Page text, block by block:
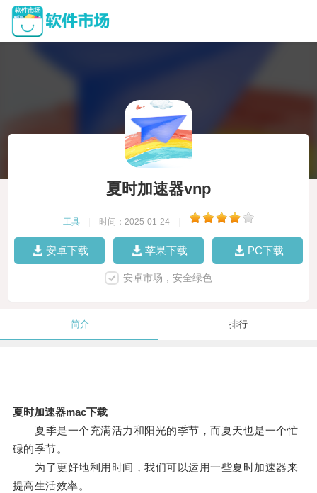
夏时加速器vnp
工具 时间：2025-01-24
安卓下载 苹果下载 PC下载
安卓市场，安全绿色
简介 排行
夏时加速器mac下载
夏季是一个充满活力和阳光的季节，而夏天也是一个忙
碌的季节。
为了更好地利用时间，我们可以运用一些夏时加速器来
提高生活效率。